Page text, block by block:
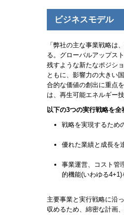
ビジネスモデル
「弊社の主な事業戦略は
る。グローバルアップス
残すような新たなポジシ
ともに、影響力の大きい
合的な価値の創出に重点
は、再生可能エネルギー
以下の3つの実行戦略を全
戦略を実現するため
優れた業績と成長を
事業運営、コスト管
的機能(いわゆる4+1)
主要事業と実行戦略に沿
収めるため、綿密な計画